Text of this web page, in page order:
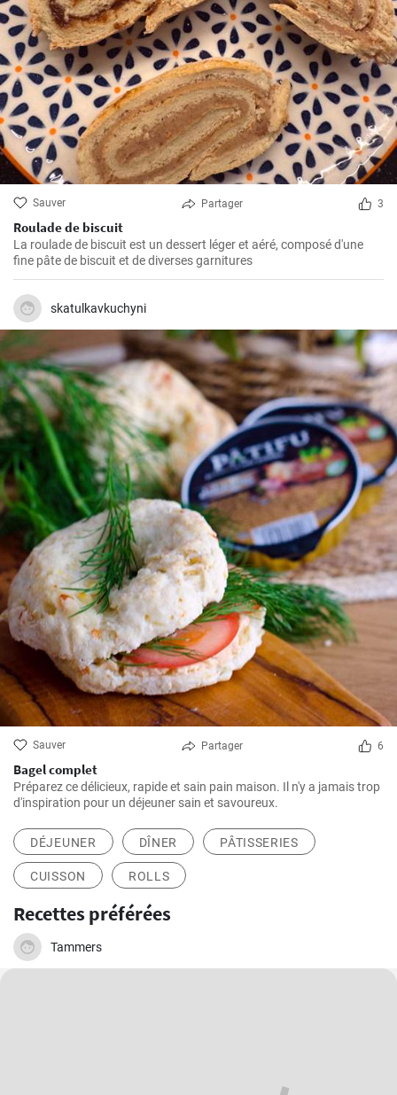
Sauver Partager 3
Roulade de biscuit
La roulade de biscuit est un dessert léger et aéré, composé d'une
fine pâte de biscuit et de diverses garnitures
skatulkavkuchyni
Sauver Partager 6
Bagel complet
Préparez ce délicieux, rapide et sain pain maison. Il n'y a jamais trop
d'inspiration pour un déjeuner sain et savoureux.
DÉJEUNER DÎNER PÂTISSERIES
CUISSON ROLLS
Recettes préférées
Tammers